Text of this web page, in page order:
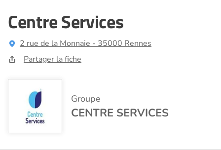
Centre Services
2 rue de la Monnaie - 35000 Rennes
Partager la fiche
Groupe
CENTRE SERVICES